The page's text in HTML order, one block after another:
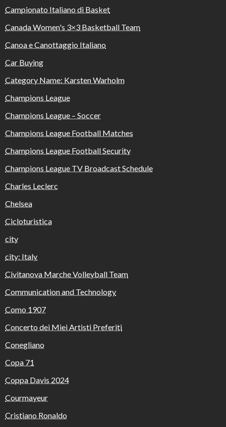
Campionato Italiano di Basket
Canada Women's 3×3 Basketball Team
Canoa e Canottaggio Italiano
Car Buying
Category Name: Karsten Warholm
Champions League
Champions League – Soccer
Champions League Football Matches
Champions League Football Security
Champions League TV Broadcast Schedule
Charles Leclerc
Chelsea
Cicloturistica
city
city: Italy
Civitanova Marche Volleyball Team
Communication and Technology
Como 1907
Concerto dei Miei Artisti Preferiti
Conegliano
Copa 71
Coppa Davis 2024
Courmayeur
Cristiano Ronaldo